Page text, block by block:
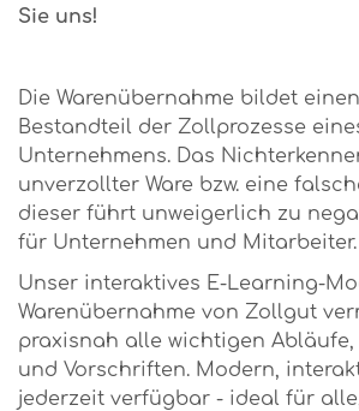
Sie uns!
Die Warenübernahme bildet
Bestandteil der Zollprozesse
Unternehmens. Das
unverzollter Ware bzw. eine
dieser führt unweigerlich zu
für Unternehmen und Mitarbeiter.
Unser interaktives E-Learning-
Warenübernahme von Zollgut
praxisnah alle wichtigen Abläufe,
und Vorschriften. Modern,
jederzeit verfügbar - ideal für